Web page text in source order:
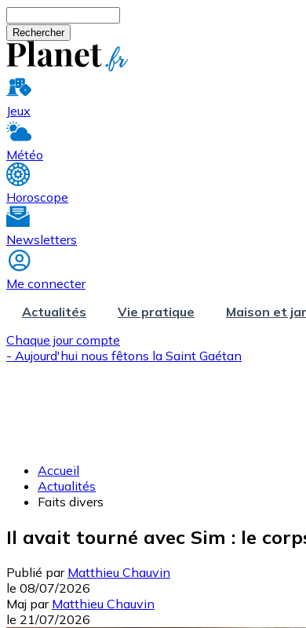
Jeux
Météo
Horoscope
Newsletters
Me connecter
Actualités
Vie pratique Maison et
Chaque jour compte
- Aujourd'hui nous fêtons la Saint Gaétan
Accueil
Actualités
Faits divers
Il avait tourné avec Sim : le
Publié par Matthieu Chauvin
le 08/07/2026
Maj par Matthieu Chauvin
le 21/07/2026